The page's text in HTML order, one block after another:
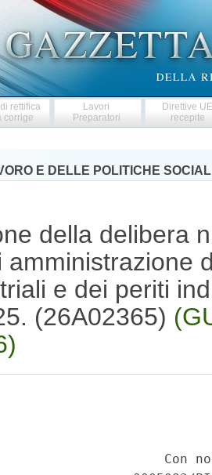
rettifica
corrige
Lavori
Preparatori
Direttive
recepite
E DELLE POLITICHE
della delibera
amministrazione
e dei periti
(26A02365)